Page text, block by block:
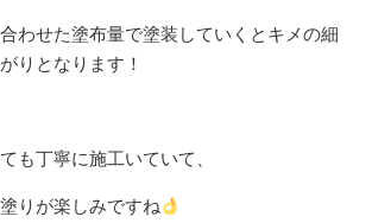
わせた塗布量で塗装していくとキメの細
りとなります！
も丁寧に施工いていて、
りが楽しみですね